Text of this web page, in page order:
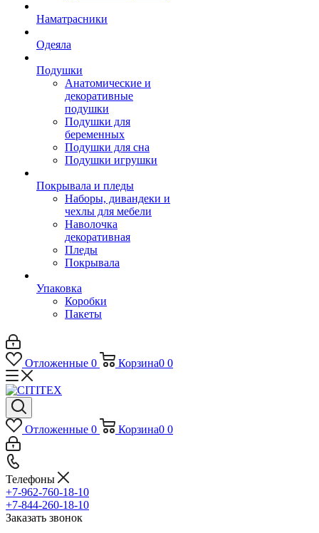
Наматрасники
Одеяла
Подушки
Анатомические и
декоративные
подушки
Подушки для
беременных
Подушки для сна
Подушки игрушки
Покрывала и пледы
Наборы, дивандеки и
чехлы для мебели
Наволочка
декоративная
Пледы
Покрывала
Упаковка
Коробки
Пакеты
Отложенные 0 Корзина0 0
Отложенные 0 Корзина0 0
Телефоны
+7-962-760-18-10
+7-844-260-18-10
Заказать звонок